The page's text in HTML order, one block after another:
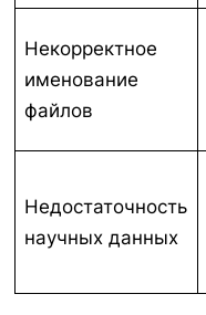
Некорректное
именование
файлов
Недостаточность
научных данных